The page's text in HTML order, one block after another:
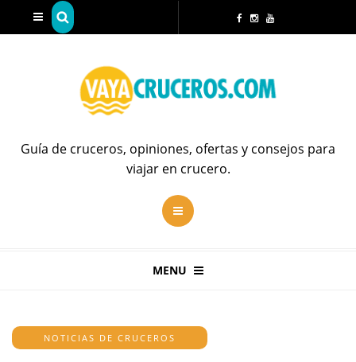
Guía de cruceros, opiniones, ofertas y consejos para
viajar en crucero.
MENU
NOTICIAS DE CRUCEROS